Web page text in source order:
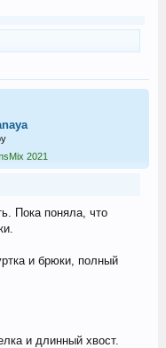
2021
Пока поняла, что
и брюки, полный
и длинный хвост.